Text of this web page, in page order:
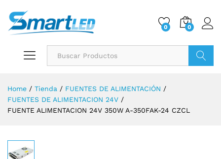
0 0
Home / Tienda / FUENTES DE ALIMENTACIÓN /
FUENTES DE ALIMENTACION 24V /
FUENTE ALIMENTACION 24V 350W A-350FAK-24 CZCL